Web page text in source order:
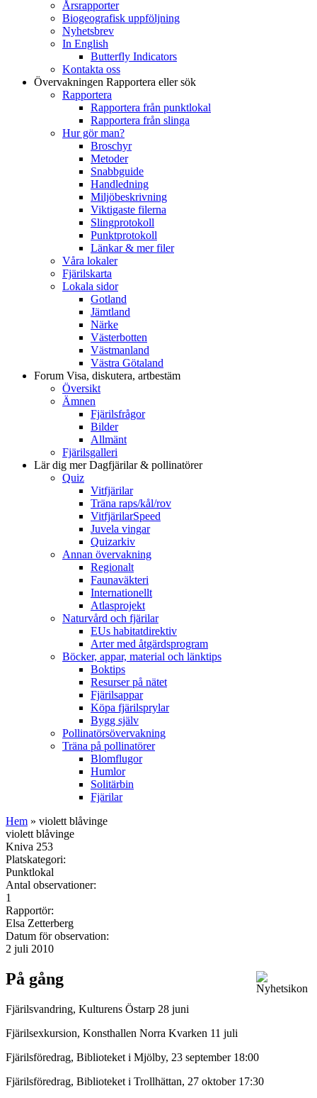
Årsrapporter
Biogeografisk uppföljning
Nyhetsbrev
In English
Butterfly Indicators
Kontakta oss
Övervakningen Rapportera eller sök
Rapportera
Rapportera från punktlokal
Rapportera från slinga
Hur gör man?
Broschyr
Metoder
Snabbguide
Handledning
Miljöbeskrivning
Viktigaste filerna
Slingprotokoll
Punktprotokoll
Länkar & mer filer
Våra lokaler
Fjärilskarta
Lokala sidor
Gotland
Jämtland
Närke
Västerbotten
Västmanland
Västra Götaland
Forum Visa, diskutera, artbestäm
Översikt
Ämnen
Fjärilsfrågor
Bilder
Allmänt
Fjärilsgalleri
Lär dig merDagfjärilar & pollinatörer
Quiz
Vitfjärilar
Träna raps/kål/rov
VitfjärilarSpeed
Juvela vingar
Quizarkiv
Annan övervakning
Regionalt
Faunaväkteri
Internationellt
Atlasprojekt
Naturvård och fjärilar
EUs habitatdirektiv
Arter med åtgärdsprogram
Böcker, appar, material och länktips
Boktips
Resurser på nätet
Fjärilsappar
Köpa fjärilsprylar
Bygg själv
Pollinatörsövervakning
Träna på pollinatörer
Blomflugor
Humlor
Solitärbin
Fjärilar
Hem » violett blåvinge
violett blåvinge
Kniva 253
Platskategori:
Punktlokal
Antal observationer:
1
Rapportör:
Elsa Zetterberg
Datum för observation:
2 juli 2010
På gång
Fjärilsvandring, Kulturens Östarp 28 juni
Fjärilsexkursion, Konsthallen Norra Kvarken 11 juli
Fjärilsföredrag, Biblioteket i Mjölby, 23 september 18:00
Fjärilsföredrag, Biblioteket i Trollhättan, 27 oktober 17:30